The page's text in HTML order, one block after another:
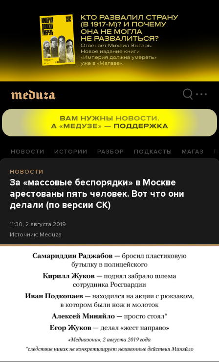
материалам
НОВОСТИ ИСТОРИИ РАЗБОР ПОДКАСТЫ МАГАЗ
НОВОСТИ
За «массовые беспорядки» в Москве
арестованы пять человек. Вот что они
делали (по версии СК)
11:30, 2 августа 2019
Источник: Meduza